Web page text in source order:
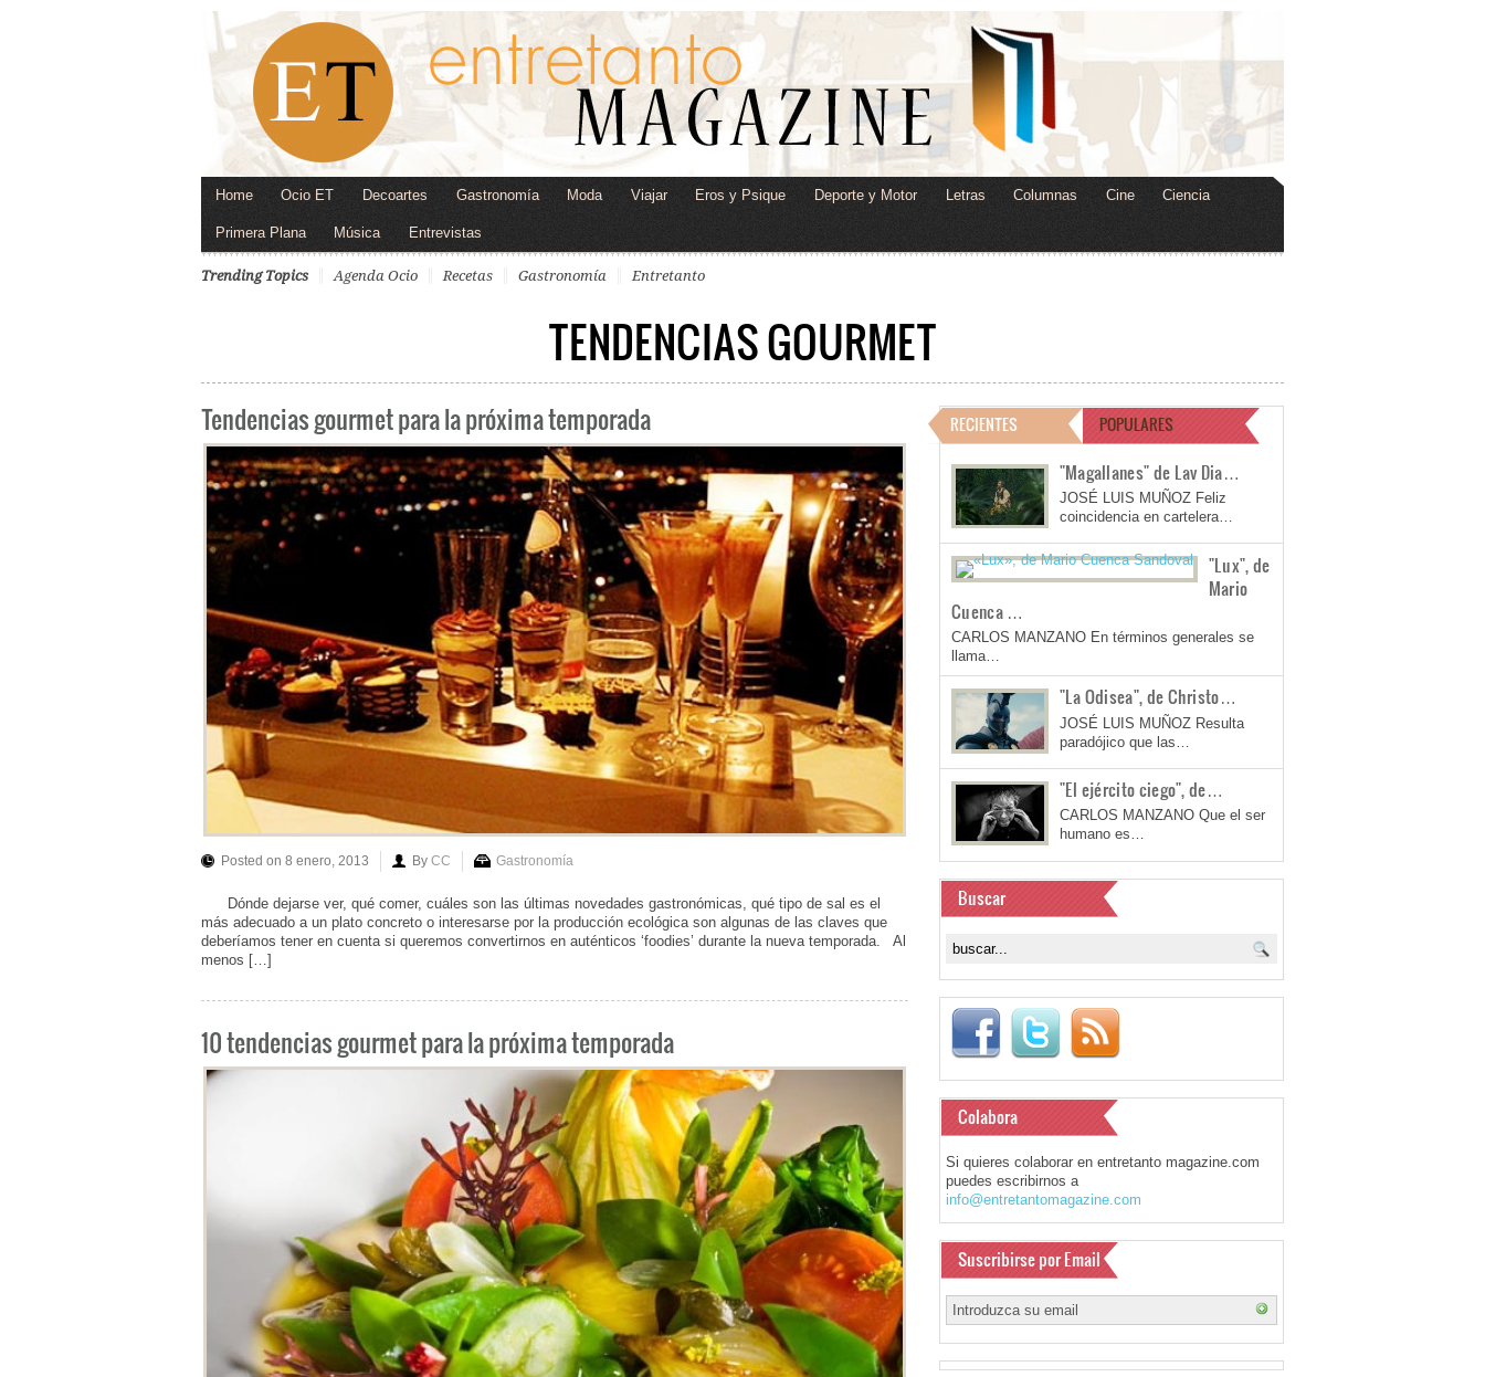
Home Ocio ET Decoartes Gastronomía Moda Viajar Eros y Psique Deporte y Motor Letras Columnas Cine Ciencia
Primera Plana Música Entrevistas
Trending Topics Agenda Ocio Recetas Gastronomía Entretanto
TENDENCIAS GOURMET
Tendencias gourmet para la próxima temporada
Posted on 8 enero, 2013 By CC Gastronomía
Dónde dejarse ver, qué comer, cuáles son las últimas novedades gastronómicas, qué tipo de sal es el
más adecuado a un plato concreto o interesarse por la producción ecológica son algunas de las claves que
deberíamos tener en cuenta si queremos convertirnos en auténticos ‘foodies’ durante la nueva temporada. Al
menos […]
10 tendencias gourmet para la próxima temporada
RECIENTES POPULARES
"Magallanes" de Lav Dia…
JOSÉ LUIS MUÑOZ Feliz
coincidencia en cartelera…
"Lux", de
Mario
Cuenca …
CARLOS MANZANO En términos generales se
llama…
"La Odisea", de Christo…
JOSÉ LUIS MUÑOZ Resulta
paradójico que las…
"El ejército ciego", de…
CARLOS MANZANO Que el ser
humano es…
Buscar
Colabora
Si quieres colaborar en entretanto magazine.com
puedes escribirnos a
info@entretantomagazine.com
Suscribirse por Email